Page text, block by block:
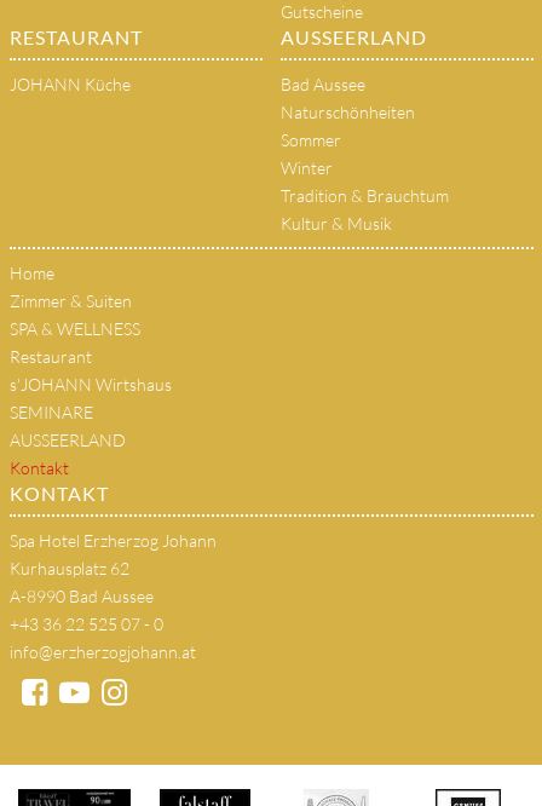
Gutscheine
RESTAURANT
JOHANN Küche
AUSSEERLAND
Bad Aussee
Naturschönheiten
Sommer
Winter
Tradition & Brauchtum
Kultur & Musik
Home
Zimmer & Suiten
SPA & WELLNESS
Restaurant
s'JOHANN Wirtshaus
SEMINARE
AUSSEERLAND
Kontakt
KONTAKT
Spa Hotel Erzherzog Johann
Kurhausplatz 62
A-8990 Bad Aussee
+43 36 22 525 07 - 0
info@erzherzogjohann.at